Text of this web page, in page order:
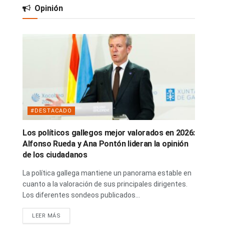
Opinión
#DESTACADO
Los políticos gallegos mejor valorados en 2026:
Alfonso Rueda y Ana Pontón lideran la opinión
de los ciudadanos
La política gallega mantiene un panorama estable en
cuanto a la valoración de sus principales dirigentes.
Los diferentes sondeos publicados...
LEER MÁS